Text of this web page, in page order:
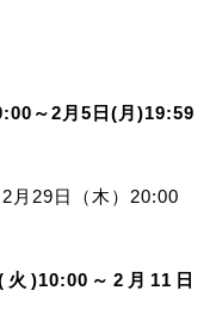
～2月5日(月)19:59
月29日（木）20:00
)10:00～2月11日